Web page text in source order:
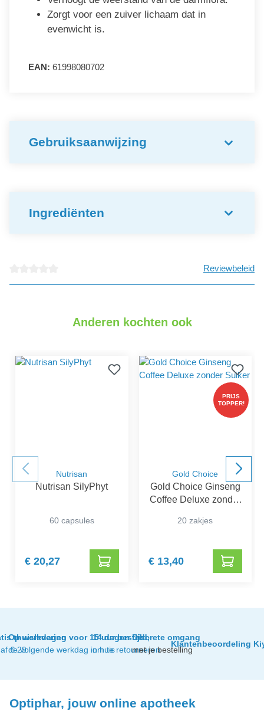
Zorgt voor een zuiver lichaam dat in
evenwicht is.
EAN: 61998080702
Gebruiksaanwijzing
Ingrediënten
Reviewbeleid
Anderen kochten ook
Nutrisan
Nutrisan SilyPhyt
60 capsules
€ 20,27
PRIJS
TOPPER!
Gold Choice
Gold Choice Ginseng
Coffee Deluxe zonder
20 zakjes
€ 13,40
thuislevering
€ 29
Op werkdagen voor 15 uur besteld,
de volgende werkdag in huis
14 dagen tijd
om te retourneren
Discrete omgang
met je bestelling
Klantenbeoordeling
Optiphar, jouw online apotheek